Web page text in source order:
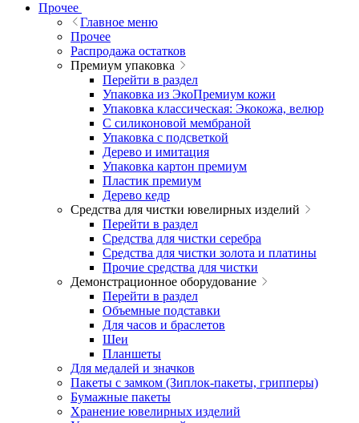
Прочее
Главное меню
Прочее
Распродажа остатков
Премиум упаковка
Перейти в раздел
Упаковка из ЭкоПремиум кожи
Упаковка классическая: Экокожа, велюр
С силиконовой мембраной
Упаковка с подсветкой
Дерево и имитация
Упаковка картон премиум
Пластик премиум
Дерево кедр
Средства для чистки ювелирных изделий
Перейти в раздел
Средства для чистки серебра
Средства для чистки золота и платины
Прочие средства для чистки
Демонстрационное оборудование
Перейти в раздел
Объемные подставки
Для часов и браслетов
Шеи
Планшеты
Для медалей и значков
Пакеты с замком (Зиплок-пакеты, грипперы)
Бумажные пакеты
Хранение ювелирных изделий